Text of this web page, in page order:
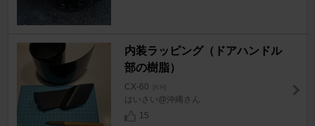
内装ラッピング（ドアハンドル
部の樹脂）
CX-60 [KH]
はいさい@沖縄さん
15